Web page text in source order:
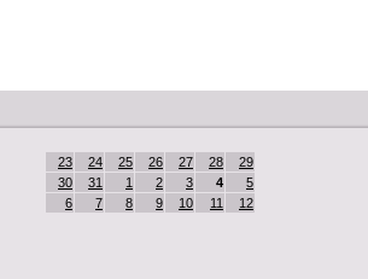
23 24 25 26 27 28
29
30
31 1 2 3 4
5
6
7 8 9 10 11 12